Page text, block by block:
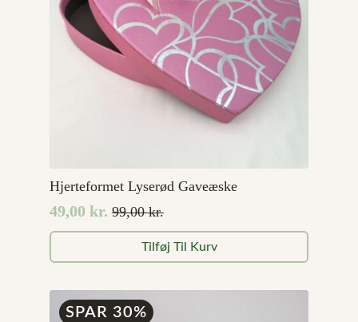
Hjerteformet Lyserød Gaveæske
99,00kr.
Den
oprindelige
pris
99,00 kr..
49,00 kr.
Den
aktuelle
pris
49,00 kr..
Tilføj Til Kurv
SPAR 30%